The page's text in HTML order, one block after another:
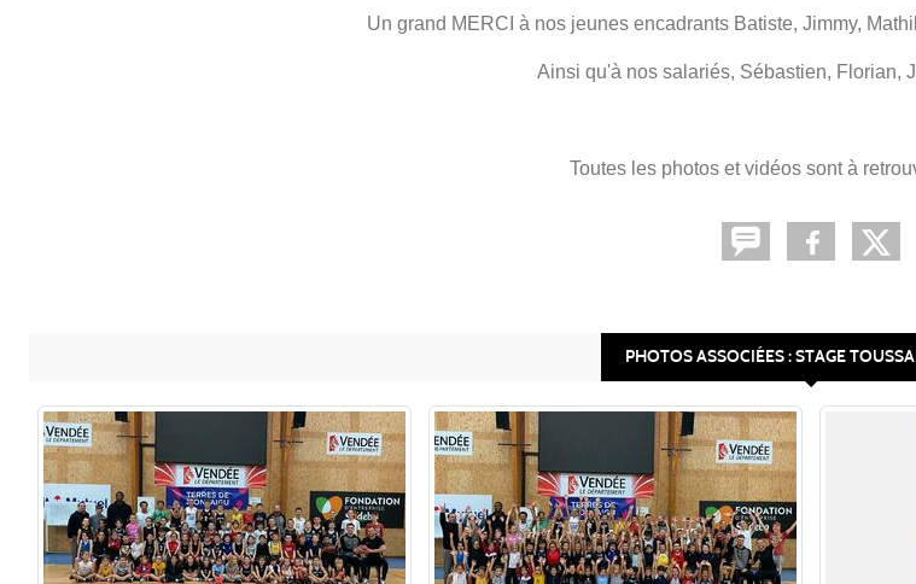
Un grand MERCI à nos jeunes encadrants Batiste, Jimmy,
Ainsi qu'à nos salariés, Sébastien, Florian,
Toutes les photos et vidéos sont à
PHOTOS ASSOCIÉES : STAGE